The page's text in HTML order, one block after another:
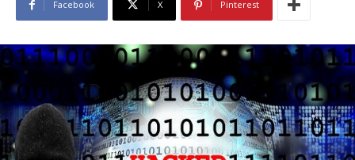
Facebook X Pinterest